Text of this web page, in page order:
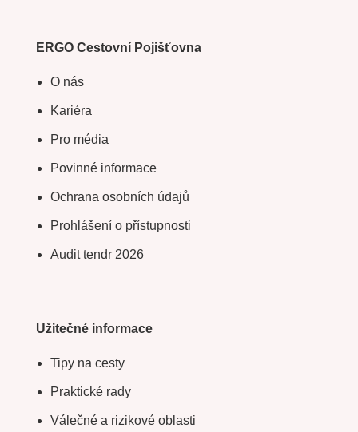
ERGO Cestovní Pojišťovna
O nás
Kariéra
Pro média
Povinné informace
Ochrana osobních údajů
Prohlášení o přístupnosti
Audit tendr 2026
Užitečné informace
Tipy na cesty
Praktické rady
Válečné a rizikové oblasti